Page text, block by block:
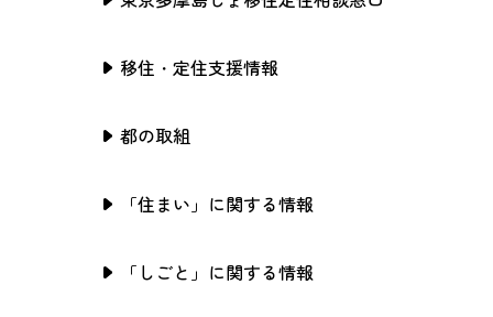
移住・定住支援情報
都の取組
「住まい」に関する情報
「しごと」に関する情報